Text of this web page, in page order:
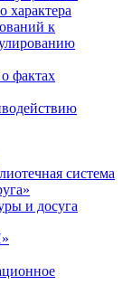
характера
к
фактах
система
и досуга